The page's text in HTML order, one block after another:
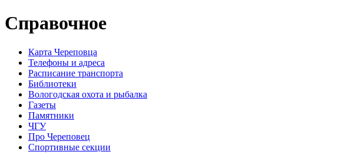
Справочное
Карта Череповца
Телефоны и адреса
Расписание транспорта
Библиотеки
Вологодская охота и рыбалка
Газеты
Памятники
ЧГУ
Про Череповец
Спортивные секции